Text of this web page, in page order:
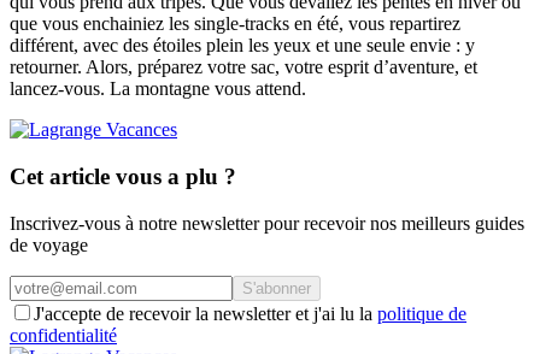
que vous enchainiez les single-tracks en été, vous repartirez
différent, avec des étoiles plein les yeux et une seule envie : y
retourner. Alors, préparez votre sac, votre esprit d’aventure, et
lancez-vous. La montagne vous attend.
Cet article vous a plu ?
Inscrivez-vous à notre newsletter pour recevoir nos meilleurs guides
de voyage
S'abonner
J'accepte de recevoir la newsletter et j'ai lu la politique de
confidentialité